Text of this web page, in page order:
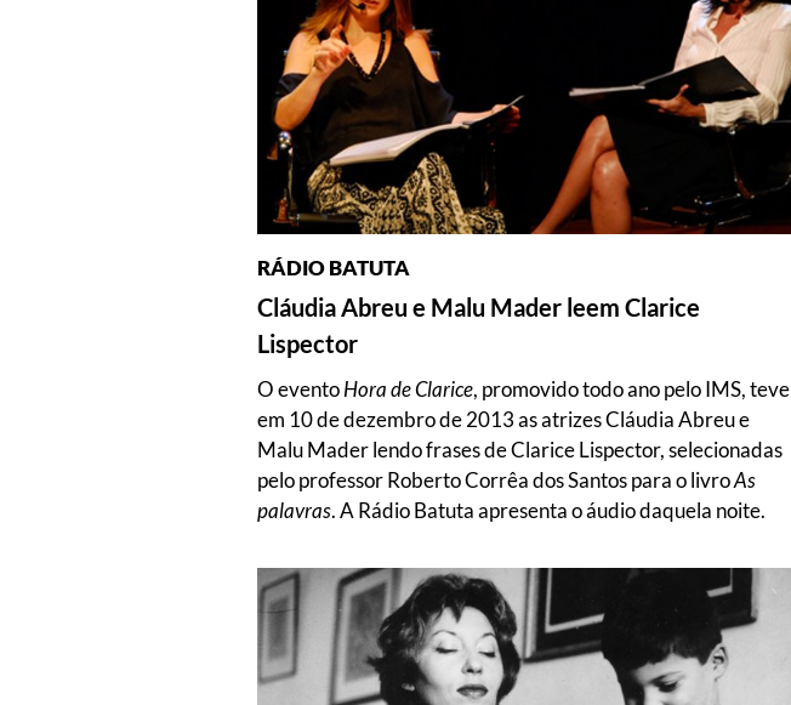
RÁDIO BATUTA
Cláudia Abreu e Malu Mader leem Clarice
Lispector
O eventoHora de Clarice, promovido todo ano pelo IMS, teve
em 10 de dezembro de 2013 as atrizes Cláudia Abreu e
Malu Mader lendo frases de Clarice Lispector, selecionadas
pelo professor Roberto Corrêa dos Santos para o livroAs
palavras. A Rádio Batuta apresenta o áudio daquela noite.